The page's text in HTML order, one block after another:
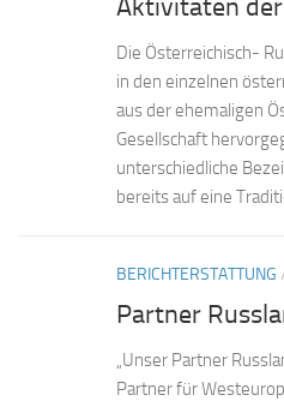
Die Österreichisch-
in den einzelnen
aus der ehemaligen
Gesellschaft
unterschiedliche
bereits auf eine
BERICHTERSTATTUNG
Partner
„Unser Partner
Partner für